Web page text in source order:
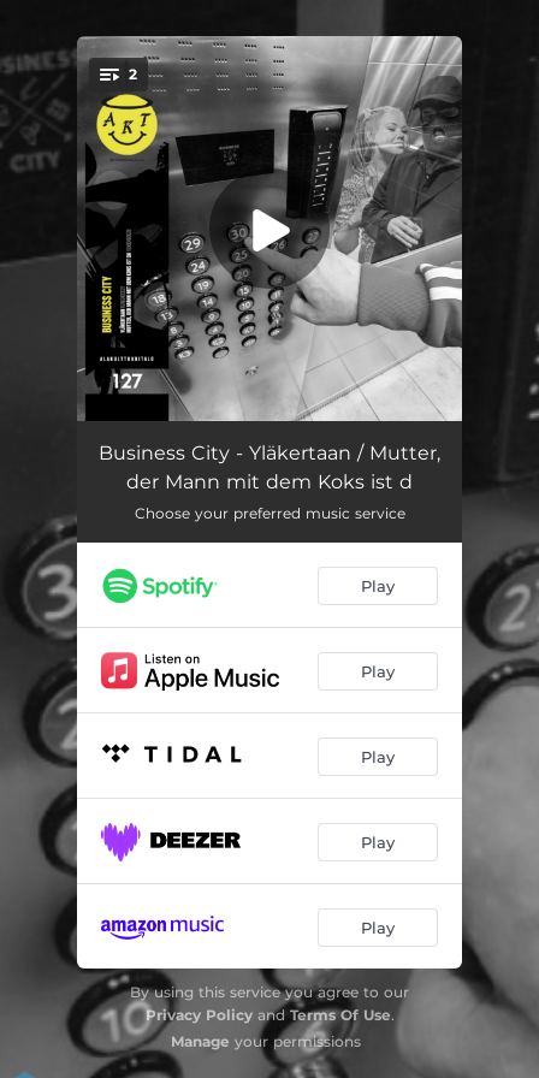
You're all set!
2
Yläkertaan 03:45
Mutter, der Mann mit dem Koks ist da 03:45
Business City - Yläkertaan / Mutter,
der Mann mit dem Koks ist d
Choose your preferred music service
Play
Play
Play
Play
Play
By using this service you agree to our
Privacy Policyand Terms Of Use.
Manage your permissions